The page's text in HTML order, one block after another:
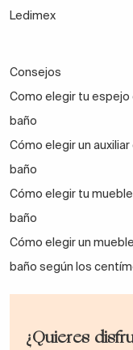
Ledimex
Consejos
Como elegir tu espejo
baño
Cómo elegir un auxiliar
baño
Cómo elegir tu
baño
Cómo elegir un
baño según los
¿Quieres